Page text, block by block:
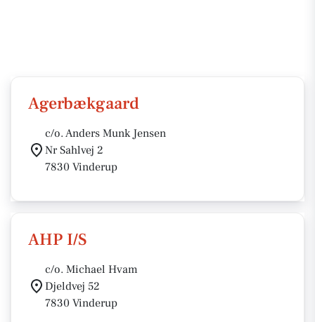
Agerbækgaard
c/o. Anders Munk Jensen
Nr Sahlvej 2
7830 Vinderup
AHP I/S
c/o. Michael Hvam
Djeldvej 52
7830 Vinderup